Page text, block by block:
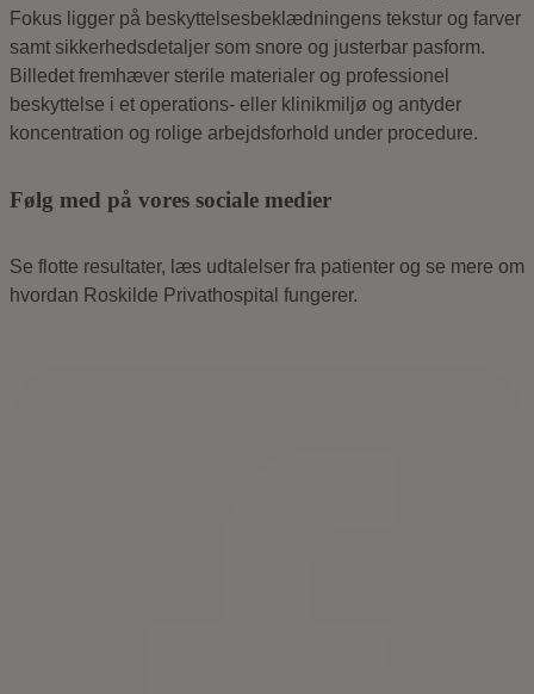
Følg med på vores sociale medier
Se flotte resultater, læs udtalelser fra patienter og se mere om
hvordan Roskilde Privathospital fungerer.